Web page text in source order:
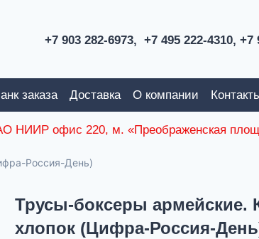
+7 903 282-6973, +7 495 222-4310, +7
заказа Доставка О компании
НИИР офис 220, м. «Преображенская
Россия-День)
Трусы-боксеры армейские.
хлопок (Цифра-Россия-